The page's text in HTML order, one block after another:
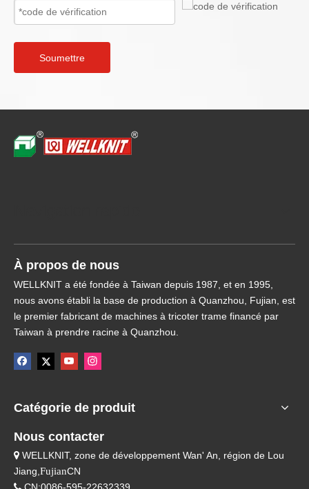
Soumettre
À propos de nous
WELLKNIT a été fondée à Taiwan depuis 1987, et en 1995,
nous avons établi la base de production à Quanzhou, Fujian, est
le premier fabricant de machines à tricoter trame financé par
Taiwan à prendre racine à Quanzhou.
Catégorie de produit
Nous contacter
 WELLKNIT, zone de développement Wan' An, région de Lou
Jiang,FujianCN